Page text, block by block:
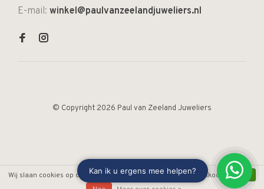
E-mail: winkel@paulvanzeelandjuweliers.nl
© Copyright 2026 Paul van Zeeland Juweliers
Wij slaan cookies op om onze website te verbeteren. Is dat akkoord?
Ja